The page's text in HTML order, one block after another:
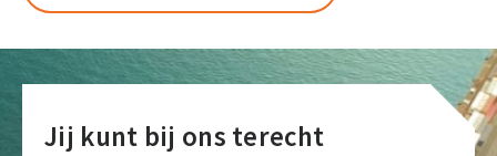
Jij kunt bij ons terecht